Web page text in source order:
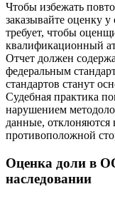
Чтобы избежать
заказывайте оценку
требует, чтобы
квалификационный
Отчет должен
федеральным
стандартов станут
Судебная практика
нарушением
данные, отклоняются
противоположной
Оценка доли в
наследовании